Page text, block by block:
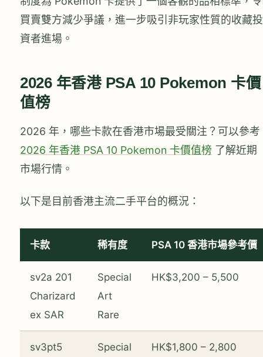
買賣雙方減少爭議，進一步吸引非玩家性質的收藏投
資者進場。
2026 年香港 PSA 10 Pokemon 卡價
值榜
2026 年，哪些卡款在香港市場最受關注？可以參考
2026 年香港 PSA 10 Pokemon 卡價值榜 了解近期
市場行情。
以下是目前香港主流二手平台的概況：
卡款 稀有度 PSA 10 香港市場參考價
sv2a 201
Charizard
ex SAR
Special
Art
Rare
HK$3,200 – 5,500
sv3pt5
Special
HK$1,800 – 2,800